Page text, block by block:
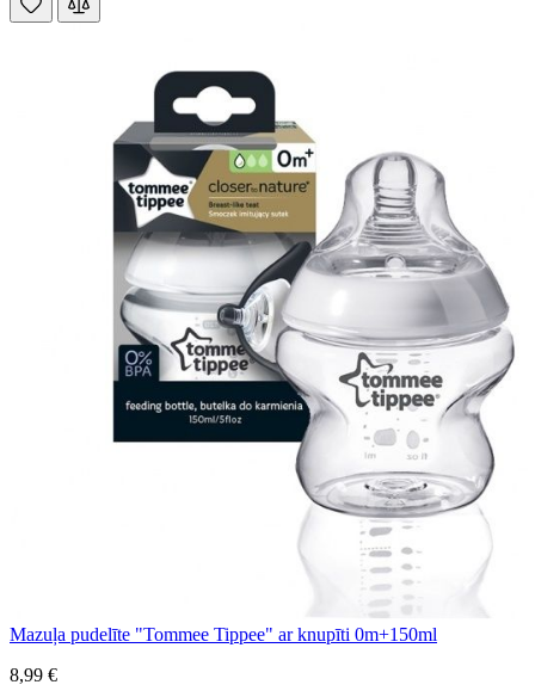
Mazuļa pudelīte "Tommee Tippee" ar knupīti 0m+150ml
8,99 €